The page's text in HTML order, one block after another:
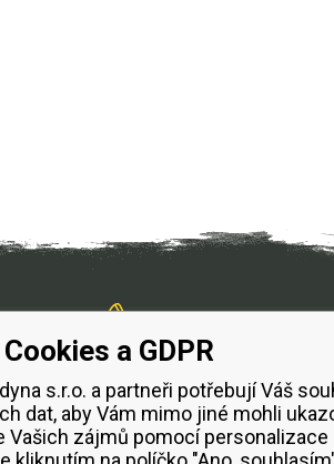
Cookies a GDPR
s.r.o. a partneři potřebují Váš
dat, aby Vám mimo jiné mohli
zájmů pomocí personalizace